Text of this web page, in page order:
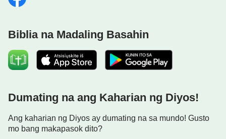
Biblia na Madaling Basahin
Dumating na ang Kaharian ng Diyos!
Ang kaharian ng Diyos ay dumating na sa mundo! Gusto
mo bang makapasok dito?